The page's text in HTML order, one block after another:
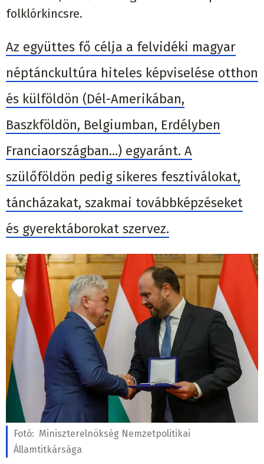
folklórkincsre.
Az együttes fő célja a felvidéki magyar
néptánckultúra hiteles képviselése otthon
és külföldön (Dél-Amerikában,
Baszkföldön, Belgiumban, Erdélyben
Franciaországban...) egyaránt. A
szülőföldön pedig sikeres fesztiválokat,
táncházakat, szakmai továbbképzéseket
és gyerektáborokat szervez.
Fotó: Miniszterelnökség Nemzetpolitikai
Államtitkársága